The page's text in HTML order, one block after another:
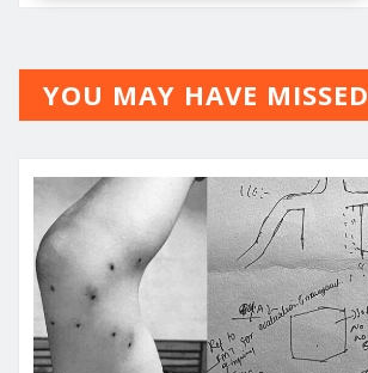
YOU MAY HAVE MISSED